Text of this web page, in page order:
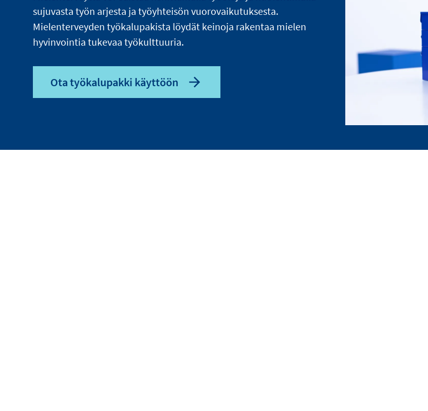
sujuvasta työn arjesta ja työyhteisön vuorovaikutuksesta.
Mielenterveyden työkalupakista löydät keinoja rakentaa mielen
hyvinvointia tukevaa työkulttuuria.
Ota työkalupakki käyttöön